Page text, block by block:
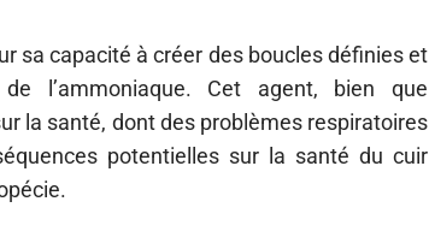
sa capacité à créer des boucles définies et
l’ammoniaque. Cet agent, bien que
la santé, dont des problèmes respiratoires
potentielles sur la santé du cuir